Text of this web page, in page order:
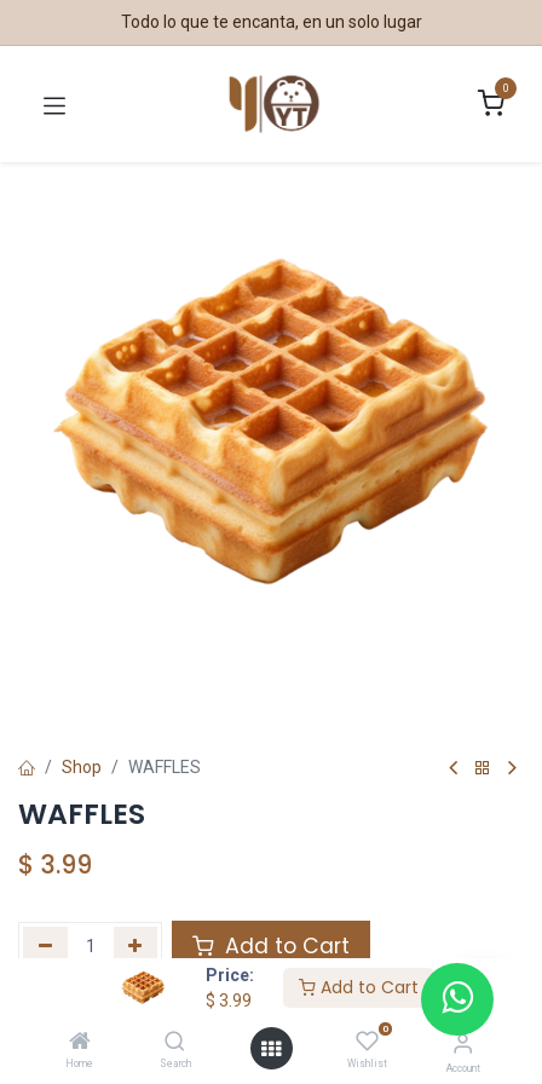
Price:
$ 3.99
Add to Cart
Home Search
0
Wishlist Account
Todo lo que te encanta, en un solo lugar
0
Shop WAFFLES
WAFFLES
$ 3.99
Add to Cart
Agregar a la lista de deseos
Share :